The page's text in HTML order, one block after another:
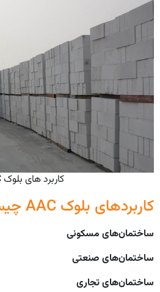
کاربرد های بلوک AAC
کاربردهای بلوک AAC چیست؟
ساختمان‌های مسکونی
ساختمان‌های صنعتی
ساختمان‌های تجاری